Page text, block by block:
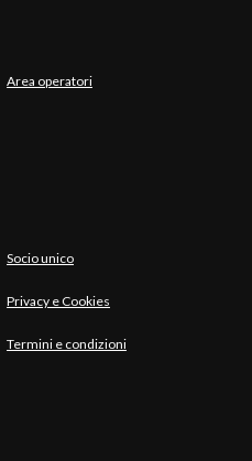
Area operatori
Socio unico
Privacy e Cookies
Termini e condizioni